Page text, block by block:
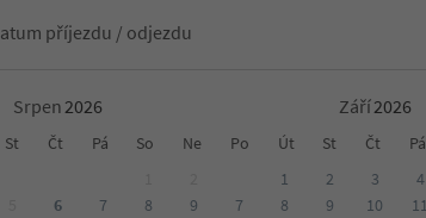
příjezdu / odjezdu
Srpen Září
St Čt Pá So Ne Po Út St Čt Pá
6 7 8
9
1 2 3 4
7
8 9 10 11